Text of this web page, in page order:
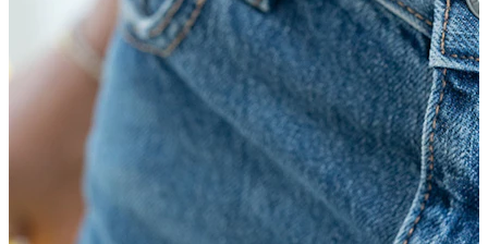
Nieuw
Koop 4, betaal 3Shop Bodymod Moments
Brands
Brands